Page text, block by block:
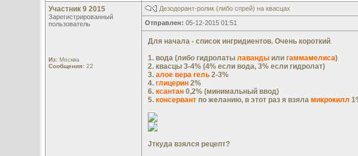
Участник 9 2015
Зарегистрированный
пользователь
Из:Москва
Сообщения:22
Дезодорант-ролик (либо спрей) на квасцах
Отправлен: 05-12-2015 01:51
Для начала - список ингридиентов. Очень короткий.
1. вода (либо гидролаты лавандыили гаммамелиса)
2. квасцы 3-4% (4% если вода, 3% если гидролат)
3. алое вера гель2-3%
4. глицерин2%
6. ксантан0,2% (минимальный ввод)
5. консервантпо желанию, в этот раз я взяла микрокилл
Jткуда взялся рецепт?